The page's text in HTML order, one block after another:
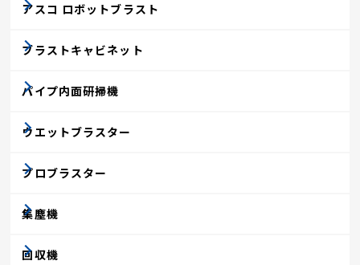
アスコ ロボットブラスト
ブラストキャビネット
パイプ内面研掃機
ウエットブラスター
プロブラスター
集塵機
回収機